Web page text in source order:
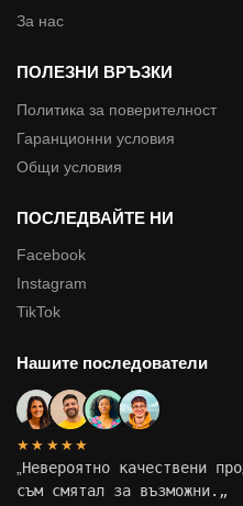
За нас
ПОЛЕЗНИ ВРЪЗКИ
Политика за поверителност
Гаранционни условия
Общи условия
ПОСЛЕДВАЙТЕ НИ
Facebook
Instagram
TikTok
Нашите последователи
★★★★★
Невероятно качествени
съм смятал за възможни. „